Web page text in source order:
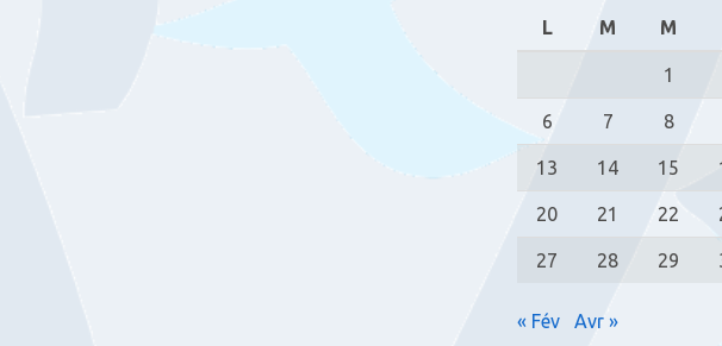
L M M
1
6 7 8
13 14 15
20 21 22
27 28 29
« Fév Avr »